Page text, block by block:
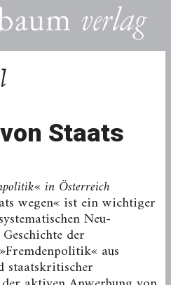
Staats
in Österreich
wegen« ist ein wichtiger
Neu-
der
aus
staatskritischer